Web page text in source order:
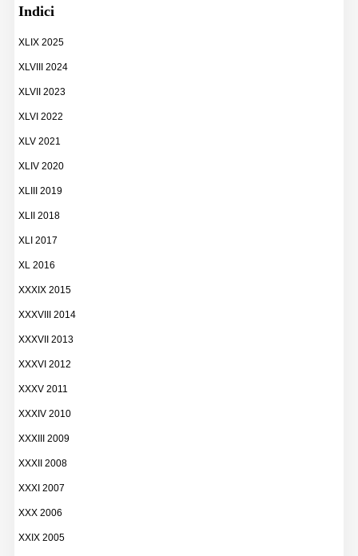
Indici
XLIX 2025
XLVIII 2024
XLVII 2023
XLVI 2022
XLV 2021
XLIV 2020
XLIII 2019
XLII 2018
XLI 2017
XL 2016
XXXIX 2015
XXXVIII 2014
XXXVII 2013
XXXVI 2012
XXXV 2011
XXXIV 2010
XXXIII 2009
XXXII 2008
XXXI 2007
XXX 2006
XXIX 2005